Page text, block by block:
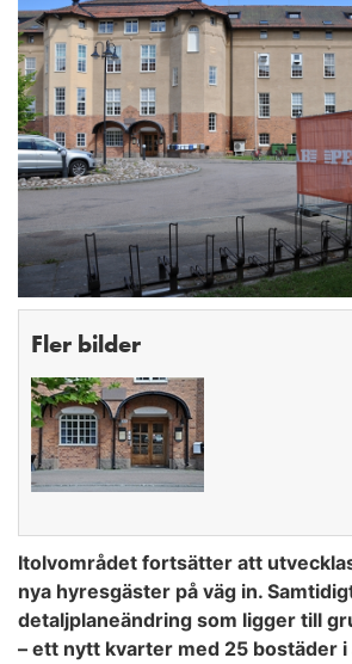
Fler bilder
Itolvområdet fortsätter att
nya hyresgäster på väg in.
detaljplaneändring som ligger till
– ett nytt kvarter med 25 bostäder